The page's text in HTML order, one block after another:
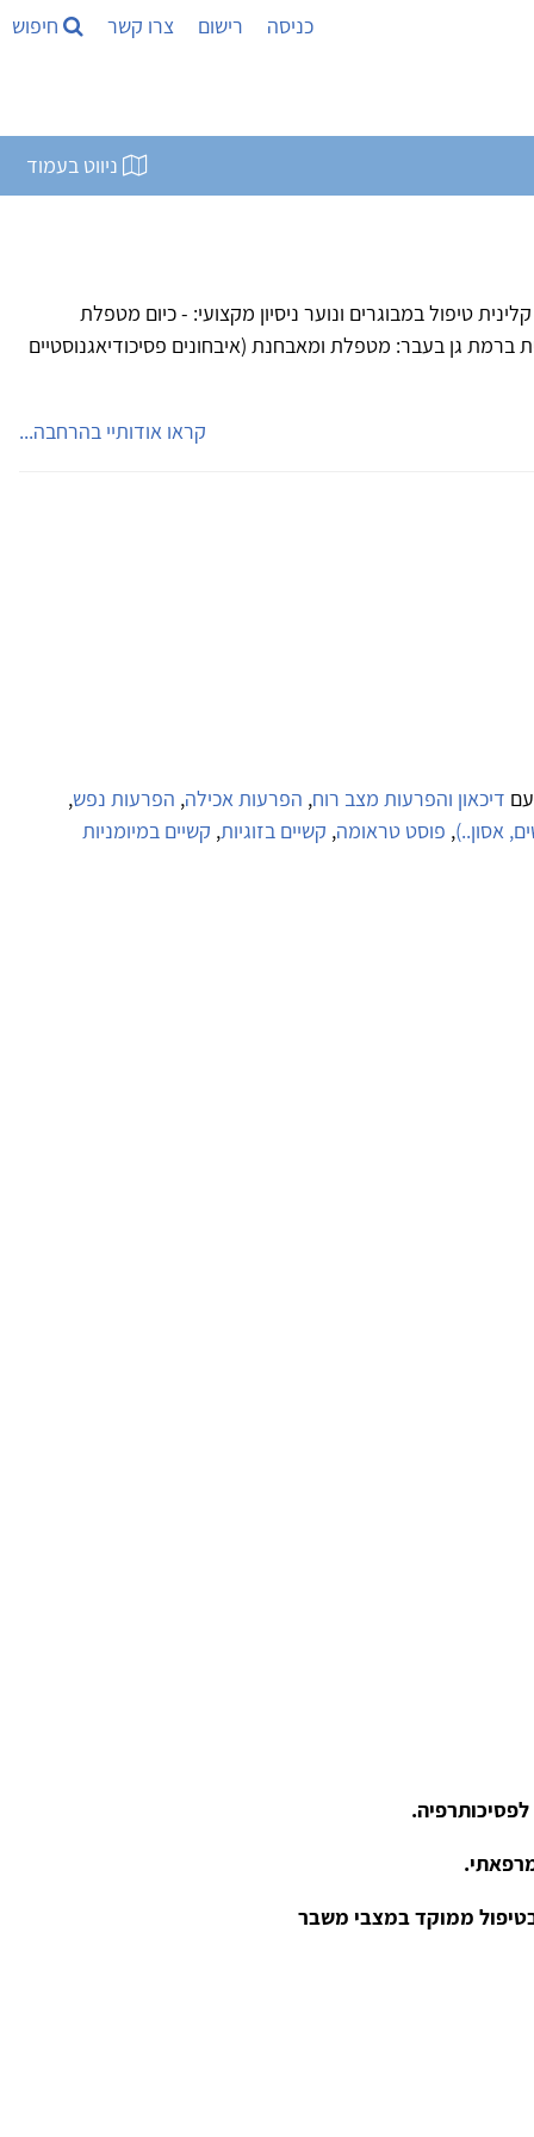
כניסה רישום צרו קשר חיפוש
ניווט בעמוד
טיפול במבוגרים ונוער ניסיון מקצועי: - כיום מטפלת
ברמת גן בעבר: מטפלת ומאבחנת (איבחונים פסיכודיאגנוסטיים
קראו אודותיי בהרחבה...
דיכאון והפרעות מצב רוח, הפרעות אכילה, הפרעות נפש,
אסון..), פוסט טראומה, קשיים בזוגיות, קשיים במיומניות
בטיפול ממוקד במצבי משבר